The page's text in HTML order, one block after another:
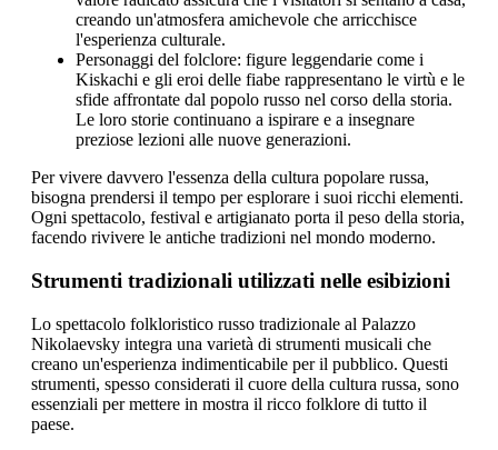
creando un'atmosfera amichevole che arricchisce
l'esperienza culturale.
Personaggi del folclore: figure leggendarie come i
Kiskachi e gli eroi delle fiabe rappresentano le virtù e le
sfide affrontate dal popolo russo nel corso della storia.
Le loro storie continuano a ispirare e a insegnare
preziose lezioni alle nuove generazioni.
Per vivere davvero l'essenza della cultura popolare russa,
bisogna prendersi il tempo per esplorare i suoi ricchi elementi.
Ogni spettacolo, festival e artigianato porta il peso della storia,
facendo rivivere le antiche tradizioni nel mondo moderno.
Strumenti tradizionali utilizzati nelle esibizioni
Lo spettacolo folkloristico russo tradizionale al Palazzo
Nikolaevsky integra una varietà di strumenti musicali che
creano un'esperienza indimenticabile per il pubblico. Questi
strumenti, spesso considerati il cuore della cultura russa, sono
essenziali per mettere in mostra il ricco folklore di tutto il
paese.